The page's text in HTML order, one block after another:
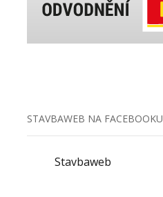
STAVBAWEB NA FACEBOOKU
Stavbaweb